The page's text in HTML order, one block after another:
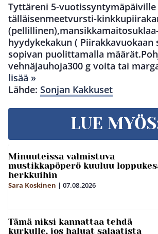
Tyttäreni 5-
tälläisenmeetvursti-
hyydykekakun ( Piirakkavuokaan
sopivan puolittamalla
vehnäjauhoja300 g voita tai
lisää »
Lähde: Sonjan Kakkuset
LUE
Minuuteissa valmistuva
mustikkapöperö kuuluu
herkkuihin
Sara Koskinen | 07.08.2026
Tämä niksi kannattaa tehdä
kurkulle, jos haluat salaatista